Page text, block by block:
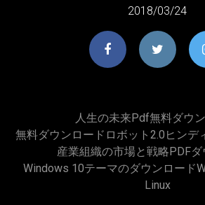
2018/03/24
人生の未来pdf無料ダウ
無料ダウンロードロボット2.0ヒンデ
産業組織の市場と戦略PDFダ
Windows 10テーマのダウンロード
Linux